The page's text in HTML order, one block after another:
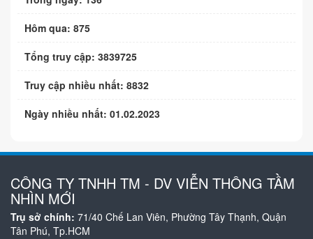
Hôm qua: 875
Tổng truy cập: 3839725
Truy cập nhiều nhất: 8832
Ngày nhiều nhất: 01.02.2023
CÔNG TY TNHH TM - DV VIỄN THÔNG TẦM
NHÌN MỚI
Trụ sở chính: 71/40 Chế Lan Viên, Phường Tây Thạnh, Quận
Tân Phú, Tp.HCM